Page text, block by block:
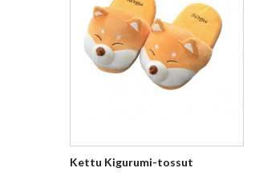
Kettu Kigurumi-tossut